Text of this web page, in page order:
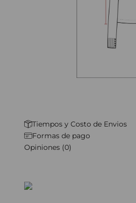
Tiempos y Costo de Envios
Formas de pago
Opiniones (0)